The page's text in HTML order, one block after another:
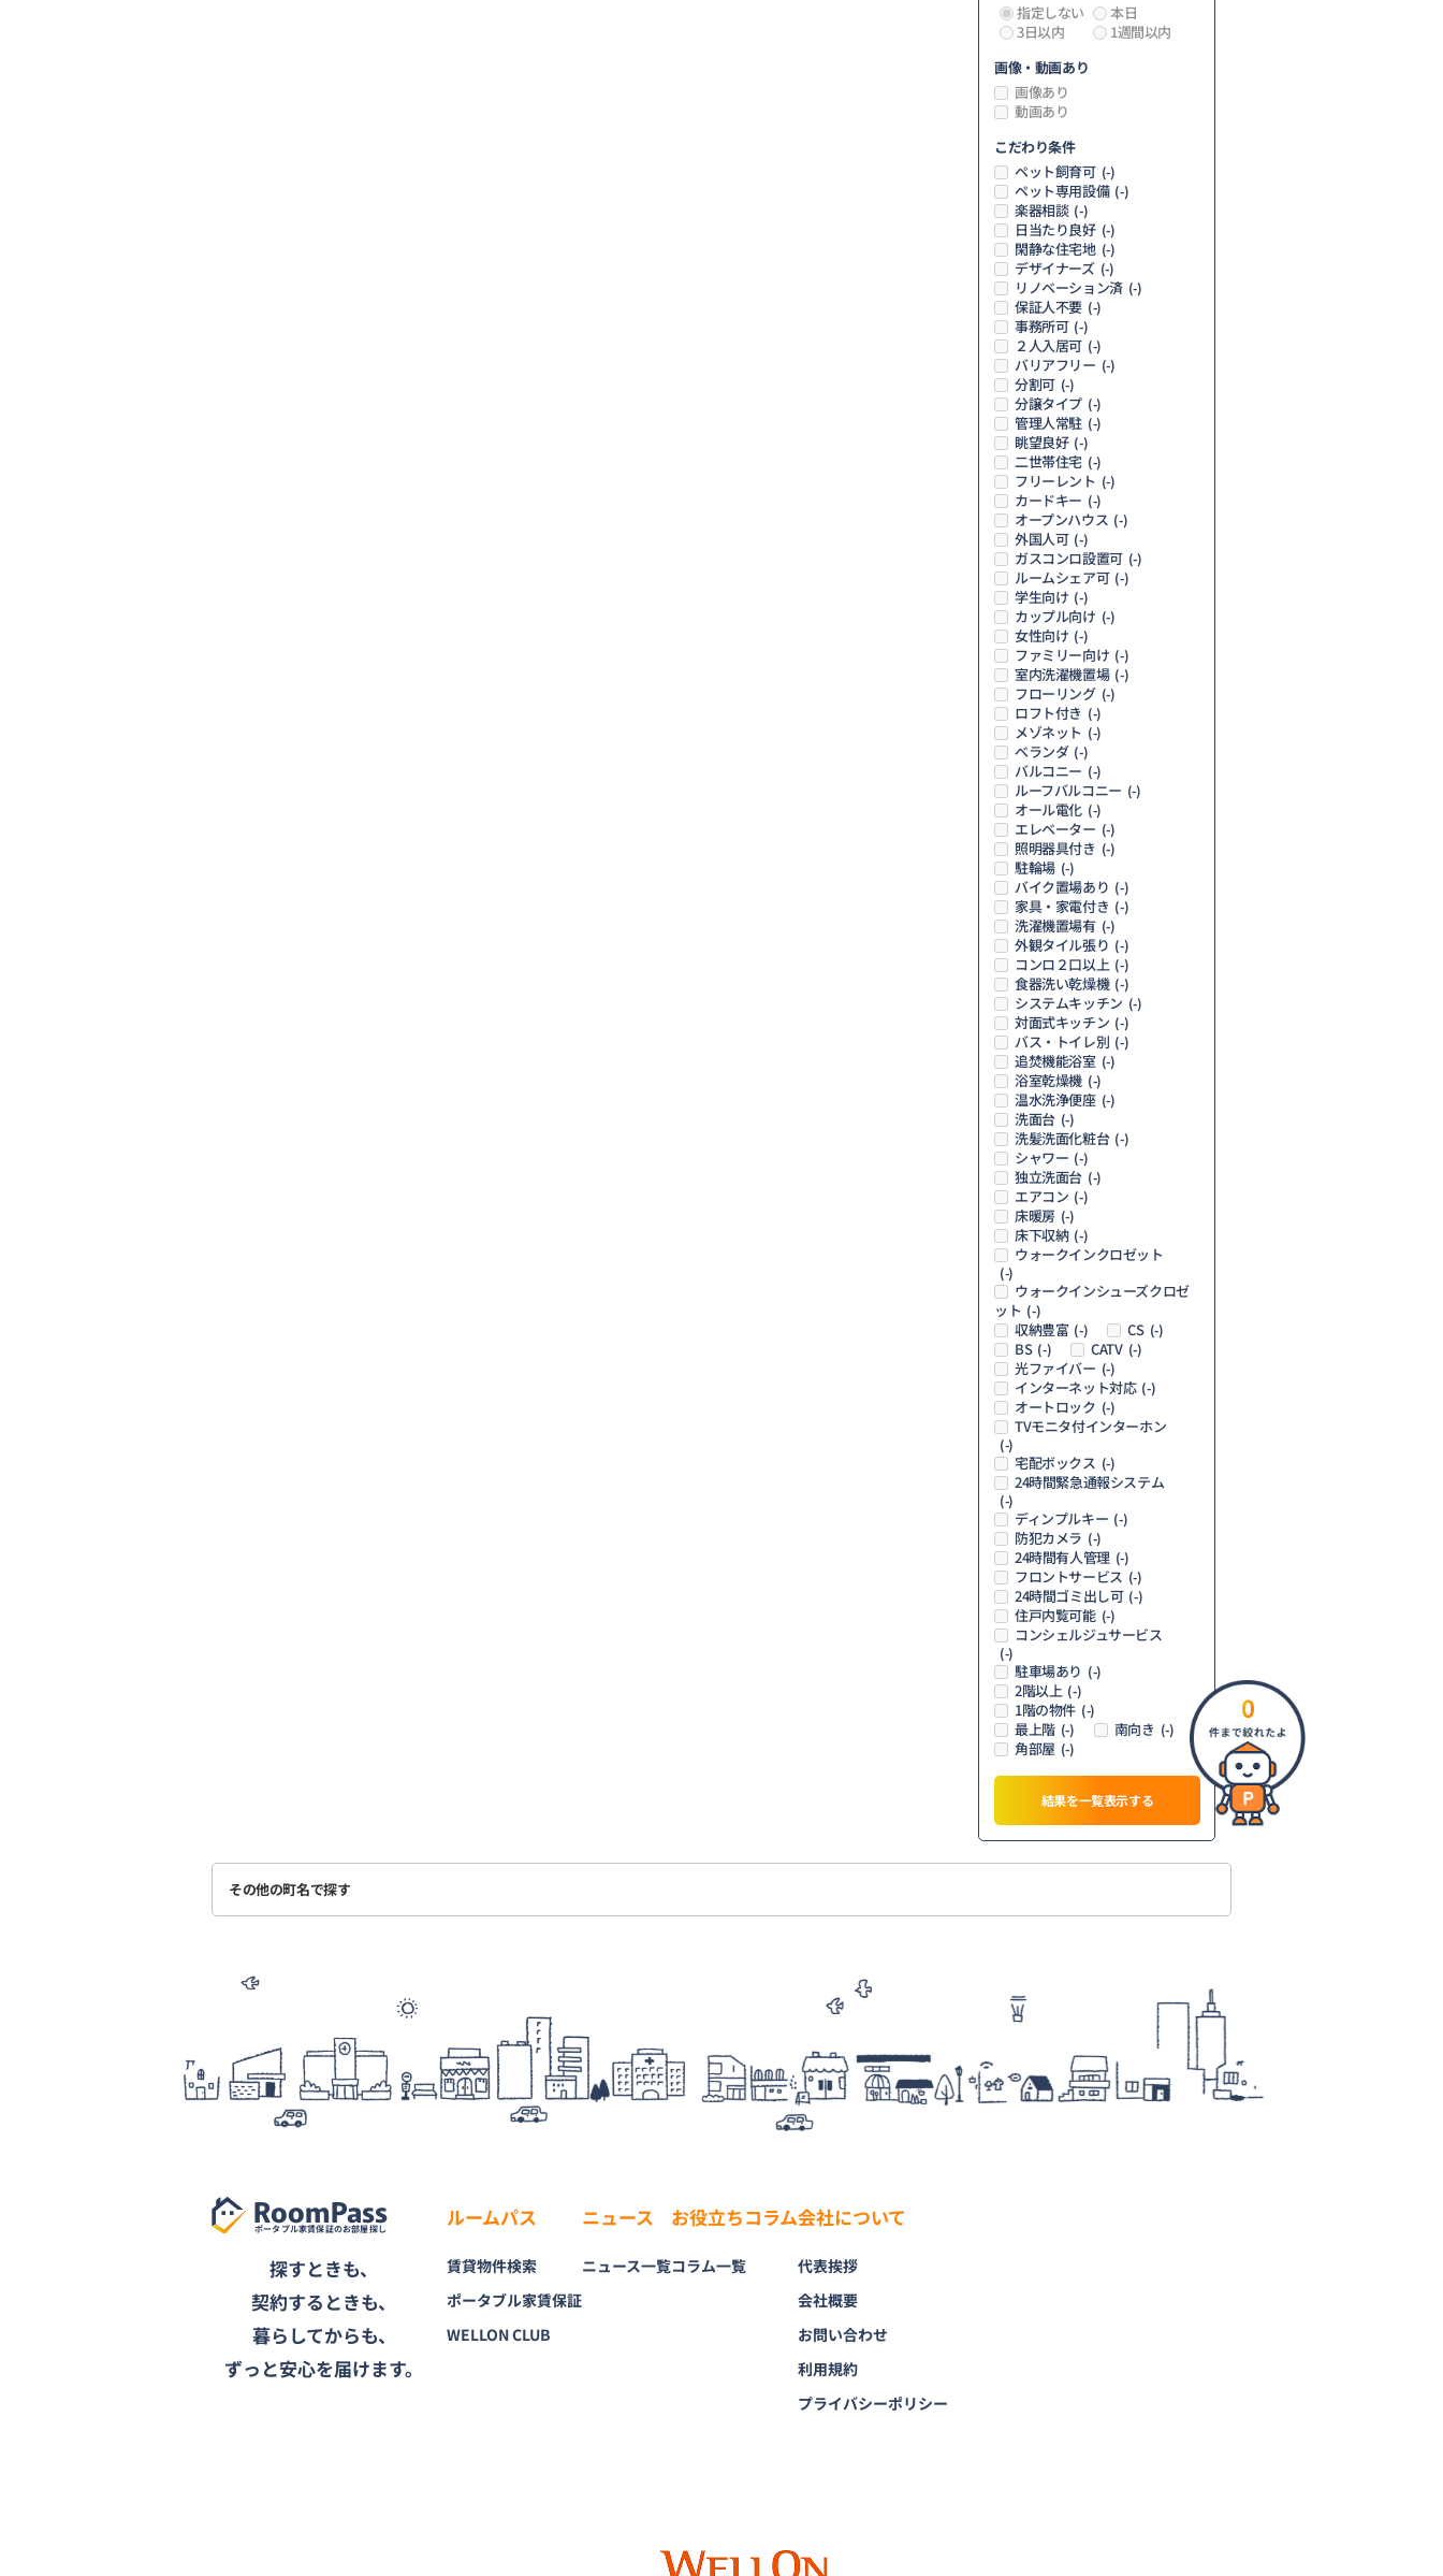
指定しない
本日
3日以内
1週間以内
画像・動画あり
画像あり
動画あり
こだわり条件
ペット飼育可 (-)
ペット専用設備 (-)
楽器相談 (-)
日当たり良好 (-)
閑静な住宅地 (-)
デザイナーズ (-)
リノベーション済 (-)
保証人不要 (-)
事務所可 (-)
２人入居可 (-)
バリアフリー (-)
分割可 (-)
分譲タイプ (-)
管理人常駐 (-)
眺望良好 (-)
二世帯住宅 (-)
フリーレント (-)
カードキー (-)
オープンハウス (-)
外国人可 (-)
ガスコンロ設置可 (-)
ルームシェア可 (-)
学生向け (-)
カップル向け (-)
女性向け (-)
ファミリー向け (-)
室内洗濯機置場 (-)
フローリング (-)
ロフト付き (-)
メゾネット (-)
ベランダ (-)
バルコニー (-)
ルーフバルコニー (-)
オール電化 (-)
エレベーター (-)
照明器具付き (-)
駐輪場 (-)
バイク置場あり (-)
家具・家電付き (-)
洗濯機置場有 (-)
外観タイル張り (-)
コンロ２口以上 (-)
食器洗い乾燥機 (-)
システムキッチン (-)
対面式キッチン (-)
バス・トイレ別 (-)
追焚機能浴室 (-)
浴室乾燥機 (-)
温水洗浄便座 (-)
洗面台 (-)
洗髪洗面化粧台 (-)
シャワー (-)
独立洗面台 (-)
エアコン (-)
床暖房 (-)
床下収納 (-)
ウォークインクロゼット
(-)
ウォークインシューズクロゼ
ット (-)
収納豊富 (-) CS (-)
BS (-) CATV (-)
光ファイバー (-)
インターネット対応 (-)
オートロック (-)
TVモニタ付インターホン
(-)
宅配ボックス (-)
24時間緊急通報システム
(-)
ディンプルキー (-)
防犯カメラ (-)
24時間有人管理 (-)
フロントサービス (-)
24時間ゴミ出し可 (-)
住戸内覧可能 (-)
コンシェルジュサービス
(-)
駐車場あり (-)
2階以上 (-)
1階の物件 (-)
最上階 (-) 南向き (-)
角部屋 (-)
結果を一覧表示する
0
その他の町名で探す
RoomPass
ポータブル家賃保証のお部屋探し
探すときも、
契約するときも、
暮らしてからも、
ずっと安心を届けます。
ルームパス
賃貸物件検索
ポータブル家賃保証
WELLON CLUB
ニュース
ニュース一覧
お役立ちコラム
コラム一覧
会社について
代表挨拶
会社概要
お問い合わせ
利用規約
プライバシーポリシー